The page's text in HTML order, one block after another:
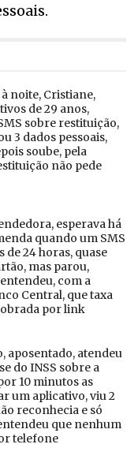
noite, Cristiane,
de 29 anos,
sobre restituição,
3 dados pessoais,
soube, pela
não pede
esperava há
quando um SMS
de 24 horas, quase
mas parou,
com a
Central, que taxa
por link
aposentado, atendeu
do INSS sobre a
10 minutos as
um aplicativo, viu 2
reconhecia e só
que nenhum
telefone